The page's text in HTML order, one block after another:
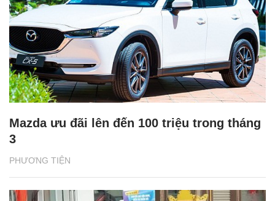
PHƯƠNG TIỆN
Mazda ưu đãi lên đến 100 triệu trong tháng
3